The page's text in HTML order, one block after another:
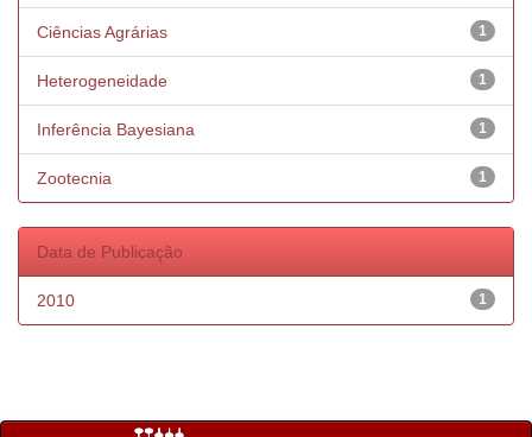
1
Ciências Agrárias
1
Heterogeneidade
1
Inferência Bayesiana
1
Zootecnia
Data de Publicação
1
2010